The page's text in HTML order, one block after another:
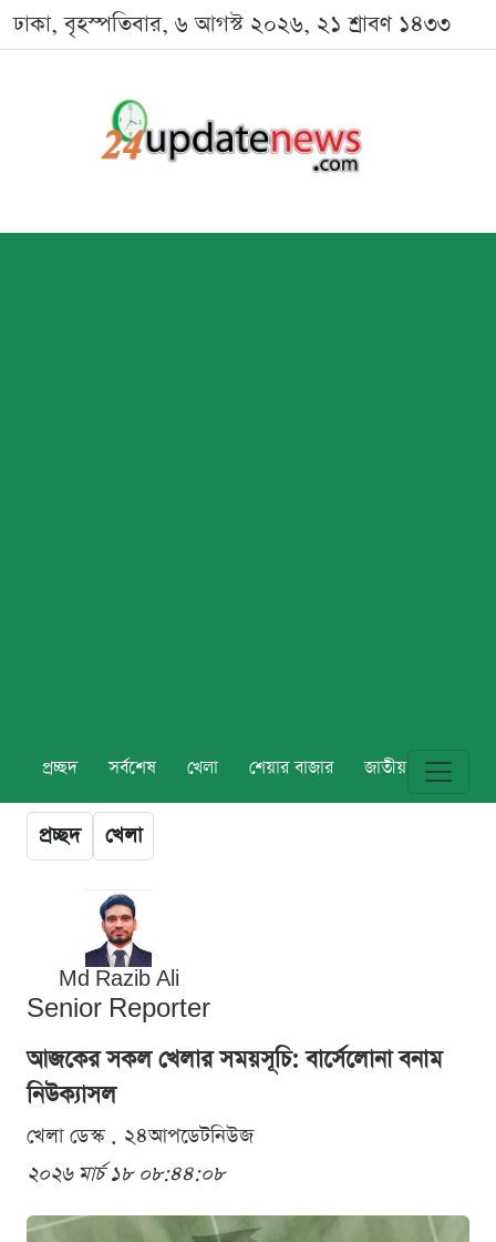
ঢাকা, বৃহস্পতিবার, ৬ আগস্ট ২০২৬, ২১ শ্রাবণ ১৪৩৩
প্রচ্ছদ সর্বশেষ খেলা শেয়ার বাজার জাতীয় বিশ্ব
প্রচ্ছদ খেলা
Md Razib Ali
Senior Reporter
আজকের সকল খেলার সময়সূচি: বার্সেলোনা বনাম
নিউক্যাসল
খেলা ডেস্ক . ২৪আপডেটনিউজ
২০২৬ মার্চ ১৮ ০৮:৪৪:০৮